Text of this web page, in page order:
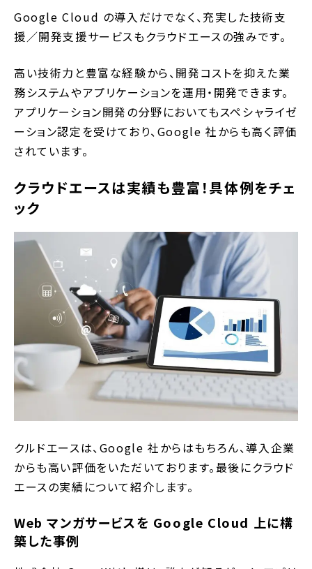
Google Cloud の導入だけでなく、充実した技術支
援／開発支援サービスもクラウドエースの強みです。
高い技術力と豊富な経験から、開発コストを抑えた業
務システムやアプリケーションを運用・開発できます。
アプリケーション開発の分野においてもスペシャライゼ
ーション認定を受けており、Google 社からも高く評価
されています。
クラウドエースは実績も豊富！具体例をチェ
ック
クルドエースは、Google 社からはもちろん、導入企業
からも高い評価をいただいております。最後にクラウド
エースの実績について紹介します。
Web マンガサービスを Google Cloud 上に構
築した事例